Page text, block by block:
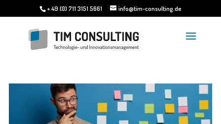
+ 49 (0) 711 3151 5661 info@tim-consulting.de